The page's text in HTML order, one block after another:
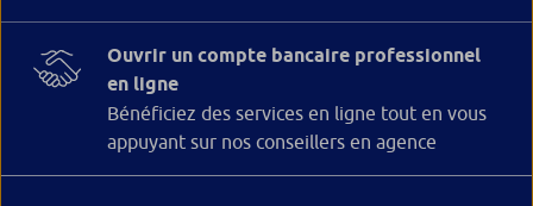
Ouvrir un compte bancaire professionnel
en ligne
Bénéficiez des services en ligne tout en vous
appuyant sur nos conseillers en agence